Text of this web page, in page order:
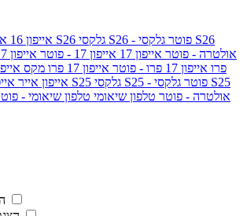
אייפון 16 גלקסי S26 גלקסי S26 - פוטר גלקסי S26
גלקסי S26 אולטרה - פוטר אייפון 17 אייפון 17 - פוטר
פרו אייפון 17 פרו - פוטר אייפון 17 פרו מקס
אייפון 17 פרו
אייפון אייר גלקסי S25 גלקסי S25 - פוטר גלקסי S25
גלקסי S25 אולטרה - פוטר טלפון שיאומי טלפון שיאומי -